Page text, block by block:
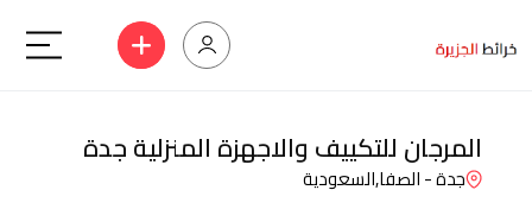
المرجان للتكييف والاجهزة المنزلية جدة
جدة - الصفا,السعودية